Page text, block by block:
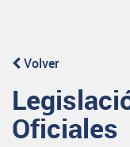
Volver
Oficiales